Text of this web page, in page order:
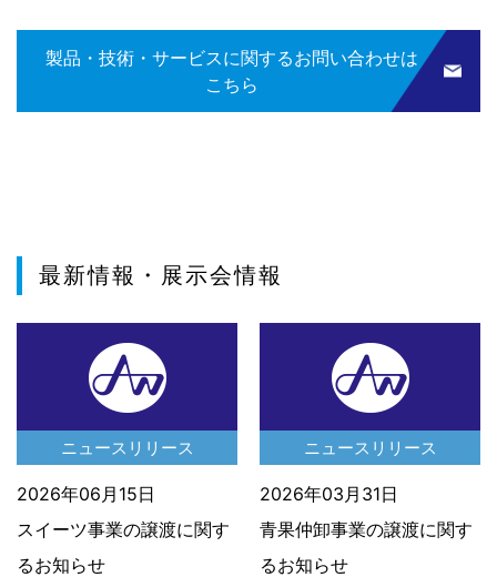
製品・技術・サービスに関するお問い合わせは
こちら
最新情報・展示会情報
2026年06月15日
ニュースリリース
スイーツ事業の譲渡に関す
るお知らせ
2026年03月31日
ニュースリリース
青果仲卸事業の譲渡に関す
るお知らせ